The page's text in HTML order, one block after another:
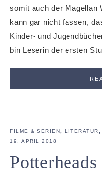
somit auch der Magellan
kann gar nicht fassen,
Kinder- und
bin Leserin der ersten
FILME & SERIEN, LITERATUR,
19. APRIL 2018